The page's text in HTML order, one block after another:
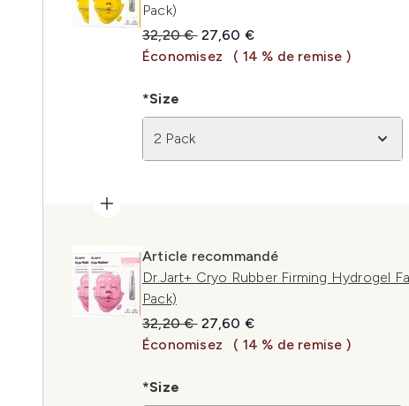
Pack)
Prix de vente :
32,20 € Prix ​​actuel :
27,60 €
Économisez
( 14 % de remise )
*Size
2 Pack
Article recommandé
Dr.Jart+ Cryo Rubber Firming Hydrogel
Pack)
Prix de vente :
32,20 € Prix ​​actuel :
27,60 €
Économisez
( 14 % de remise )
*Size